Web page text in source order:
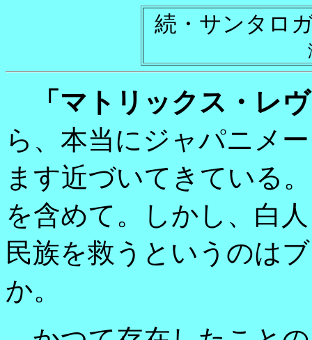
続・サンタロ
「マトリックス・レ
ら、本当にジャパニメ
ます近づいてきている
を含めて。しかし、白
民族を救うというのは
か。